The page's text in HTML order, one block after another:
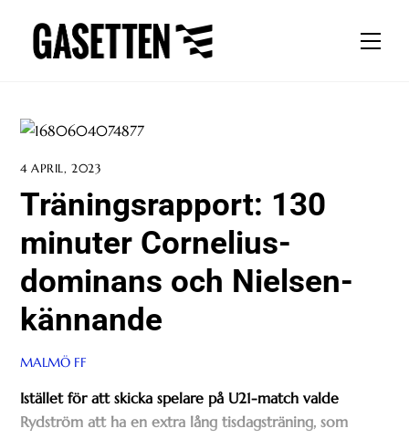
content
4 APRIL, 2023
Träningsrapport: 130
minuter Cornelius-
dominans och Nielsen-
kännande
MALMÖ FF
Istället för att skicka spelare på U21-match valde
Rydström att ha en extra lång tisdagsträning, som